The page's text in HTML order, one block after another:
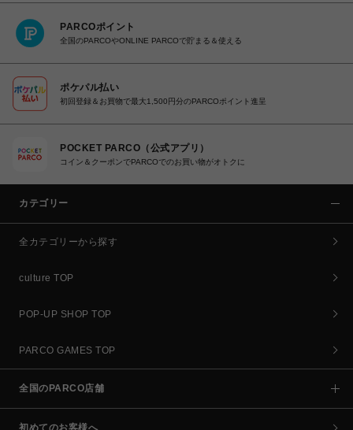
PARCOポイント
全国のPARCOやONLINE PARCOで貯まる＆使える
ポケパル払い
初回登録＆お買物で最大1,500円分のPARCOポイント進呈
POCKET PARCO（公式アプリ）
コイン＆クーポンでPARCOでのお買い物がオトクに
カテゴリー
全カテゴリーから探す
culture TOP
POP-UP SHOP TOP
PARCO GAMES TOP
全国のPARCO店舗